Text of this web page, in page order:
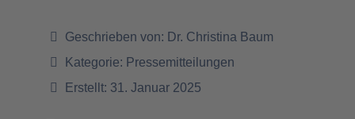
Geschrieben von: Dr. Christina Baum
Kategorie: Pressemitteilungen
Erstellt: 31. Januar 2025